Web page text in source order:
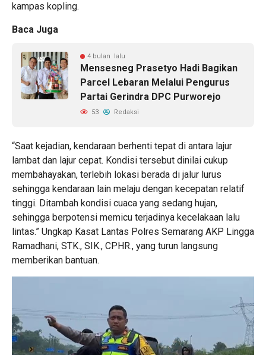
kampas kopling.
Baca Juga
4 bulan lalu
Mensesneg Prasetyo Hadi Bagikan
Parcel Lebaran Melalui Pengurus
Partai Gerindra DPC Purworejo
53 Redaksi
“Saat kejadian, kendaraan berhenti tepat di antara lajur
lambat dan lajur cepat. Kondisi tersebut dinilai cukup
membahayakan, terlebih lokasi berada di jalur lurus
sehingga kendaraan lain melaju dengan kecepatan relatif
tinggi. Ditambah kondisi cuaca yang sedang hujan,
sehingga berpotensi memicu terjadinya kecelakaan lalu
lintas.” Ungkap Kasat Lantas Polres Semarang AKP Lingga
Ramadhani, STK., SIK., CPHR., yang turun langsung
memberikan bantuan.